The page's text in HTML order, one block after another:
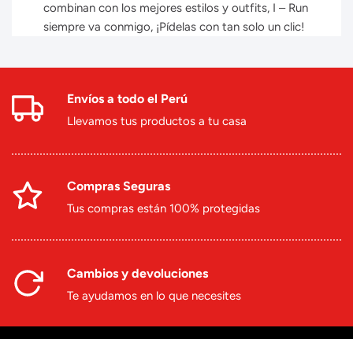
combinan con los mejores estilos y outfits, I – Run
siempre va conmigo, ¡Pídelas con tan solo un clic!
Envíos a todo el Perú
Llevamos tus productos a tu casa
Compras Seguras
Tus compras están 100% protegidas
Cambios y devoluciones
Te ayudamos en lo que necesites